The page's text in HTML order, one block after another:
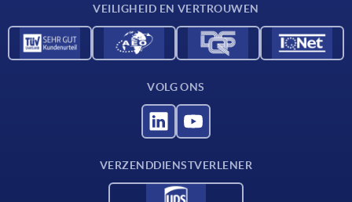
VEILIGHEID EN VERTROUWEN
VOLG ONS
VERZENDDIENSTVERLENER